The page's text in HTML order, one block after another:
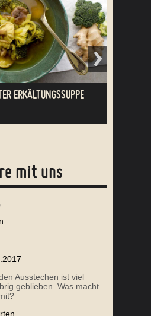
ERKÄLTUNGSSUPPE
mit uns
Ausstechen ist viel
geblieben. Was macht